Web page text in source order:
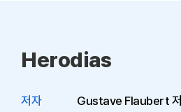
Herodias
저자
Gustave Flaubert 저